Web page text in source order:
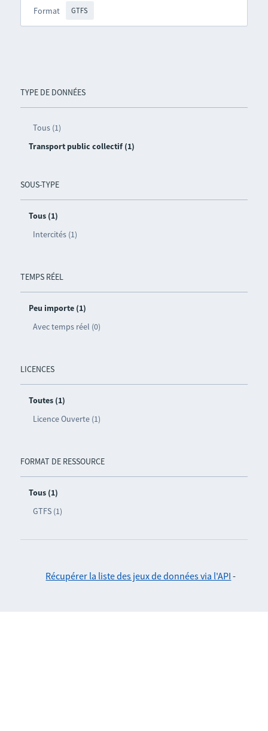
TYPE DE DONNÉES
Tous (1)
Transport public collectif (1)
SOUS-TYPE
Tous (1)
Intercités (1)
TEMPS RÉEL
Peu importe (1)
Avec temps réel (0)
LICENCES
Toutes (1)
Licence Ouverte (1)
FORMAT DE RESSOURCE
Tous (1)
GTFS (1)
Format GTFS
Récupérer la liste des jeux de données via l'API -